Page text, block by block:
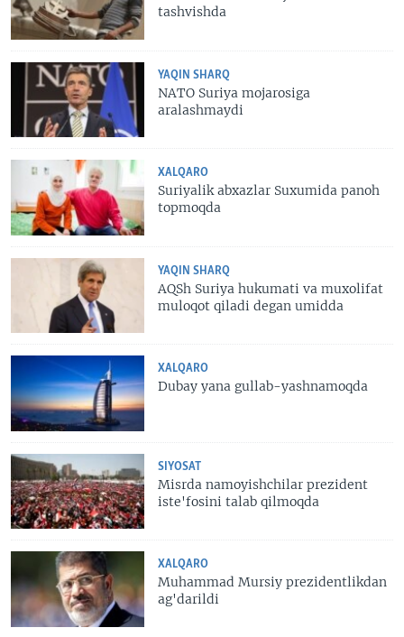
tashvishda
YAQIN SHARQ
NATO Suriya mojarosiga
aralashmaydi
XALQARO
Suriyalik abxazlar Suxumida panoh
topmoqda
YAQIN SHARQ
AQSh Suriya hukumati va muxolifat
muloqot qiladi degan umidda
XALQARO
Dubay yana gullab-yashnamoqda
SIYOSAT
Misrda namoyishchilar prezident
iste'fosini talab qilmoqda
XALQARO
Muhammad Mursiy prezidentlikdan
ag'darildi